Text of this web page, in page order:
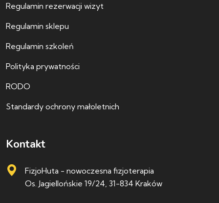
Regulamin rezerwacji wizyt
Regulamin sklepu
Regulamin szkoleń
Polityka prywatności
RODO
Standardy ochrony małoletnich
Kontakt
FizjoHuta - nowoczesna fizjoterapia
Os. Jagiellońskie 19/24, 31-834 Kraków